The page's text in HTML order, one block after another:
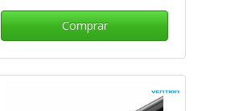
Comprar